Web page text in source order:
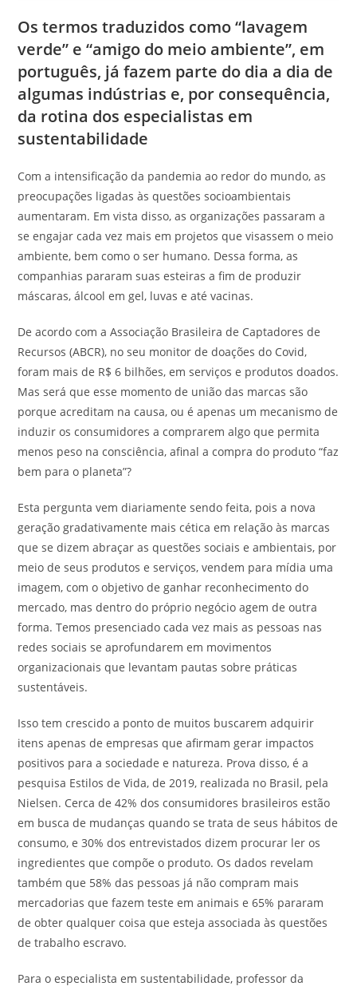
Os termos traduzidos como “lavagem
verde” e “amigo do meio ambiente”, em
português, já fazem parte do dia a dia de
algumas indústrias e, por consequência,
da rotina dos especialistas em
sustentabilidade
Com a intensificação da pandemia ao redor do mundo, as
preocupações ligadas às questões socioambientais
aumentaram. Em vista disso, as organizações passaram a
se engajar cada vez mais em projetos que visassem o meio
ambiente, bem como o ser humano. Dessa forma, as
companhias pararam suas esteiras a fim de produzir
máscaras, álcool em gel, luvas e até vacinas.
De acordo com a Associação Brasileira de Captadores de
Recursos (ABCR), no seu monitor de doações do Covid,
foram mais de R$ 6 bilhões, em serviços e produtos doados.
Mas será que esse momento de união das marcas são
porque acreditam na causa, ou é apenas um mecanismo de
induzir os consumidores a comprarem algo que permita
menos peso na consciência, afinal a compra do produto “faz
bem para o planeta”?
Esta pergunta vem diariamente sendo feita, pois a nova
geração gradativamente mais cética em relação às marcas
que se dizem abraçar as questões sociais e ambientais, por
meio de seus produtos e serviços, vendem para mídia uma
imagem, com o objetivo de ganhar reconhecimento do
mercado, mas dentro do próprio negócio agem de outra
forma. Temos presenciado cada vez mais as pessoas nas
redes sociais se aprofundarem em movimentos
organizacionais que levantam pautas sobre práticas
sustentáveis.
Isso tem crescido a ponto de muitos buscarem adquirir
itens apenas de empresas que afirmam gerar impactos
positivos para a sociedade e natureza. Prova disso, é a
pesquisa Estilos de Vida, de 2019, realizada no Brasil, pela
Nielsen. Cerca de 42% dos consumidores brasileiros estão
em busca de mudanças quando se trata de seus hábitos de
consumo, e 30% dos entrevistados dizem procurar ler os
ingredientes que compõe o produto. Os dados revelam
também que 58% das pessoas já não compram mais
mercadorias que fazem teste em animais e 65% pararam
de obter qualquer coisa que esteja associada às questões
de trabalho escravo.
Para o especialista em sustentabilidade, professor da